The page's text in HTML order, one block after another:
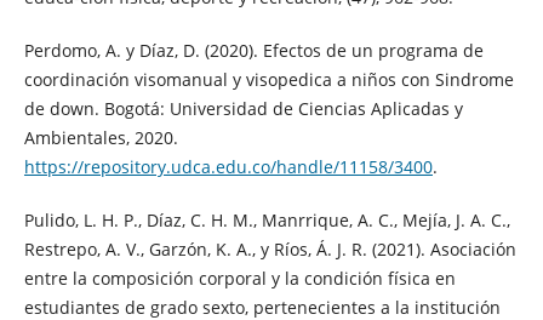
Perdomo, A. y Díaz, D. (2020). Efectos de un programa de
coordinación visomanual y visopedica a niños con Sindrome
de down. Bogotá: Universidad de Ciencias Aplicadas y
Ambientales, 2020.
https://repository.udca.edu.co/handle/11158/3400.
Pulido, L. H. P., Díaz, C. H. M., Manrrique, A. C., Mejía, J. A. C.,
Restrepo, A. V., Garzón, K. A., y Ríos, Á. J. R. (2021). Asociación
entre la composición corporal y la condición física en
estudiantes de grado sexto, pertenecientes a la institución